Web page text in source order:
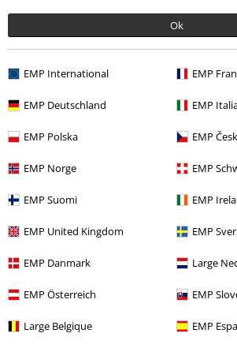
Ok
EMP International EMP
EMP Deutschland EMP
EMP Polska EMP
EMP Norge EMP
EMP Suomi EMP
EMP United Kingdom EMP
EMP Danmark Large
EMP Österreich EMP
Large Belgique EMP
RCD349.90 zł 189.90 zł
RCD
Napisz opinię o: Rock Rebel by EMP
Napisz opinię